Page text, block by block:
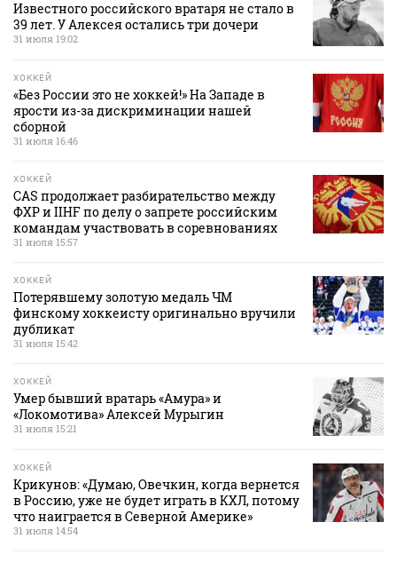
Известного российского вратаря не стало в
39 лет. У Алексея остались три дочери
31 июля 19:02
ХОККЕЙ
«Без России это не хоккей!» На Западе в
ярости из-за дискриминации нашей
сборной
31 июля 16:46
ХОККЕЙ
CAS продолжает разбирательство между
ФХР и IIHF по делу о запрете российским
командам участвовать в соревнованиях
31 июля 15:57
ХОККЕЙ
Потерявшему золотую медаль ЧМ
финскому хоккеисту оригинально вручили
дубликат
31 июля 15:42
ХОККЕЙ
Умер бывший вратарь «Амура» и
«Локомотива» Алексей Мурыгин
31 июля 15:21
ХОККЕЙ
Крикунов: «Думаю, Овечкин, когда вернется
в Россию, уже не будет играть в КХЛ, потому
что наиграется в Северной Америке»
31 июля 14:54